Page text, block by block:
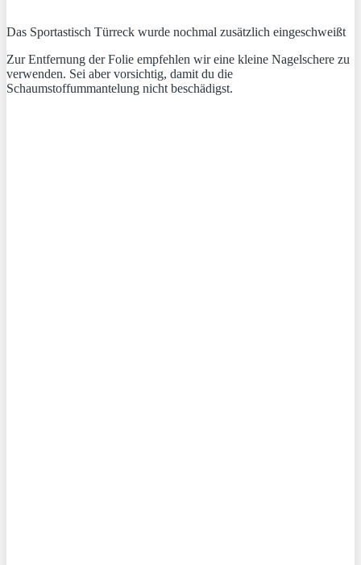
Das Sportastisch Türreck wurde nochmal zusätzlich eingeschweißt
Zur Entfernung der Folie empfehlen wir eine kleine Nagelschere zu
verwenden. Sei aber vorsichtig, damit du die
Schaumstoffummantelung nicht beschädigst.